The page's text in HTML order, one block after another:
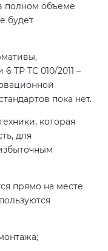
полном объеме
будет
ТР ТС 010/2011 –
пока нет.
которая
для
прямо на месте